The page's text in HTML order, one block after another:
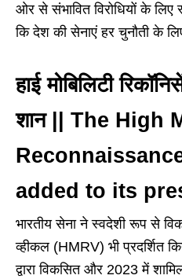
ओर से संभावित विरोधियों के
कि देश की सेनाएं हर चुनौती के
हाई मोबिलिटी
शान||
The High
added to its
भारतीय सेना ने स्वदेशी रूप से
व्हीकल (HMRV) भी प्रदर्शित
द्वारा विकसित और 2023 में